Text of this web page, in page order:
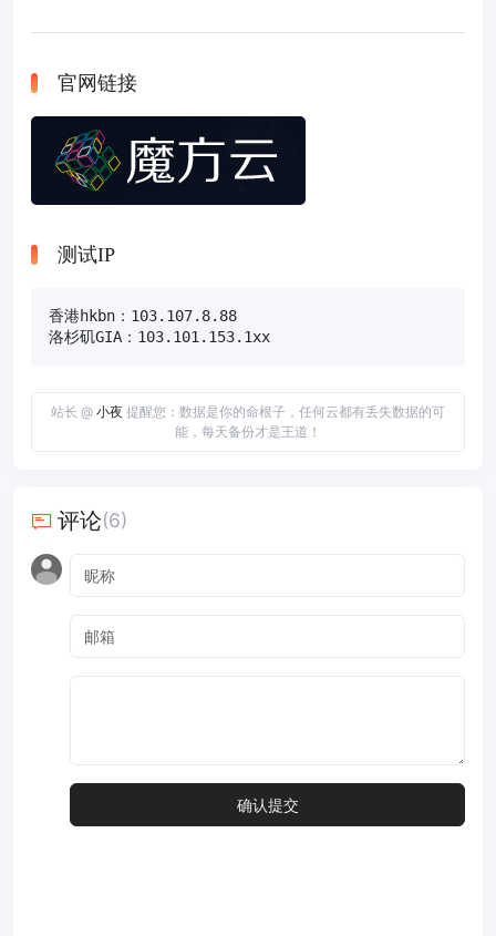
官网链接
测试IP
香港hkbn：103.107.8.88
洛杉矶GIA：103.101.153.1xx
站长 @ 小夜 提醒您：数据是你的命根子，任何云都有丢失数据的可
能，每天备份才是王道！
评论(6)